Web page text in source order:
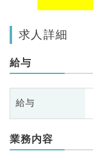
求人詳細
給与
給与
業務内容